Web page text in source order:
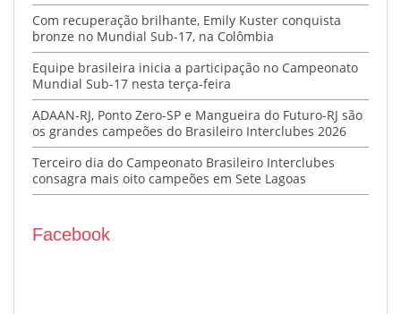
Com recuperação brilhante, Emily Kuster conquista
bronze no Mundial Sub-17, na Colômbia
Equipe brasileira inicia a participação no Campeonato
Mundial Sub-17 nesta terça-feira
ADAAN-RJ, Ponto Zero-SP e Mangueira do Futuro-RJ são
os grandes campeões do Brasileiro Interclubes 2026
Terceiro dia do Campeonato Brasileiro Interclubes
consagra mais oito campeões em Sete Lagoas
Facebook